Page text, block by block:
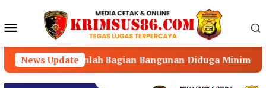
konten Menu
Mobile
News Update
Bagian Bangunan Diduga Minim Perawatan